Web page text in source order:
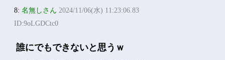
8:名無しさん 2024/11/06(水) 11:23:06.83
ID:9oLGDCtc0
誰にでもできないと思うｗ